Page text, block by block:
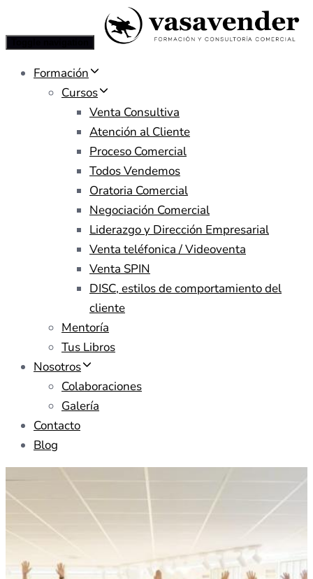
Formación
Cursos
Venta Consultiva
Atención al Cliente
Proceso Comercial
Todos Vendemos
Oratoria Comercial
Negociación Comercial
Liderazgo y Dirección Empresarial
Venta teléfonica / Videoventa
Venta SPIN
DISC, estilos de comportamiento del
cliente
Mentoría
Tus Libros
Nosotros
Colaboraciones
Galería
Contacto
Blog